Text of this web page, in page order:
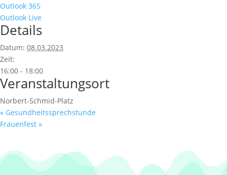
Outlook 365
Outlook Live
Details
Datum: 08.03.2023
Zeit:
16:00 - 18:00
Veranstaltungsort
Norbert-Schmid-Platz
« Gesundheitssprechstunde
Frauenfest »